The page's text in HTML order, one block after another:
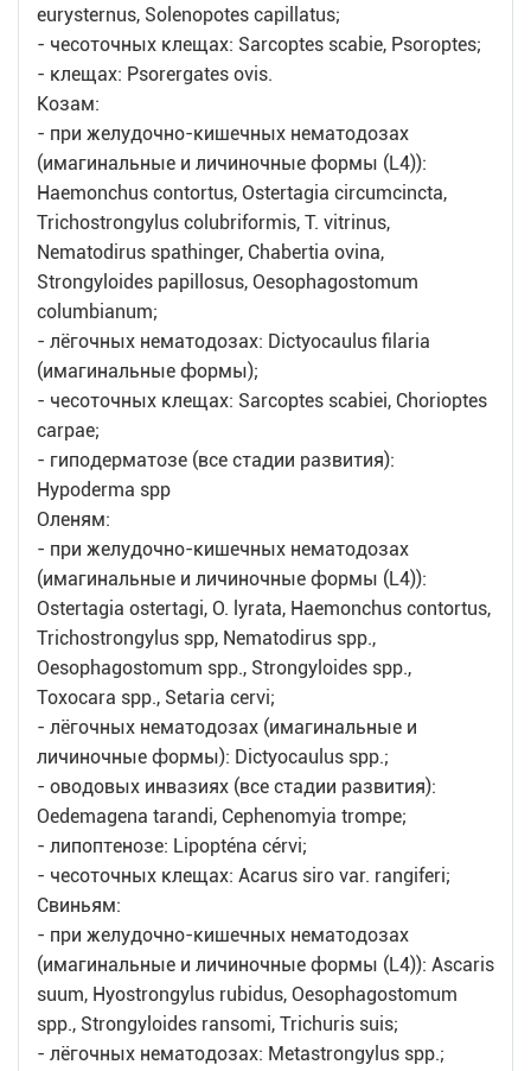
eurysternus, Solenopotes capillatus;
- чесоточных клещах: Sarcoptes scabie, Psoroptes;
- клещах: Psorergates ovis.
Козам:
- при желудочно-кишечных нематодозах
(имагинальные и личиночные формы (L4)):
Haemonchus contortus, Ostertagia circumcincta,
Trichostrongylus colubriformis, T. vitrinus,
Nematodirus spathinger, Chabertia ovina,
Strongyloides papillosus, Oesophagostomum
columbianum;
- лёгочных нематодозах: Dictyocaulus filaria
(имагинальные формы);
- чесоточных клещах: Sarcoptes scabiei, Chorioptes
carpae;
- гиподерматозе (все стадии развития):
Нуpoderma spp
Оленям:
- при желудочно-кишечных нематодозах
(имагинальные и личиночные формы (L4)):
Ostertagia ostertagi, O. lyrata, Haemonchus contortus,
Trichostrongylus spp, Nematodirus spp.,
Oesophagostomum spp., Strongyloides spp.,
Toxocara spp., Setaria cervi;
- лёгочных нематодозах (имагинальные и
личиночные формы): Dictyocaulus spp.;
- оводовых инвазиях (все стадии развития):
Oedemagena tarandi, Cephenomyia trompe;
- липоптенозе: Lipopténa cérvi;
- чесоточных клещах: Acarus siro var. rangiferi;
Свиньям:
- при желудочно-кишечных нематодозах
(имагинальные и личиночные формы (L4)): Ascaris
suum, Hyostrongylus rubidus, Oesophagostomum
spp., Strongyloides ransomi, Trichuris suis;
- лёгочных нематодозах: Metastrongylus spp.;